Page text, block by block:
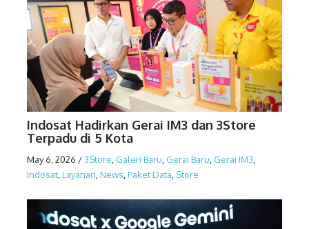
Indosat Hadirkan Gerai IM3 dan 3Store
Terpadu di 5 Kota
May 6, 2026 /3Store Galeri Baru Gerai Baru Gerai IM3
Indosat Layanan News Paket Data Store